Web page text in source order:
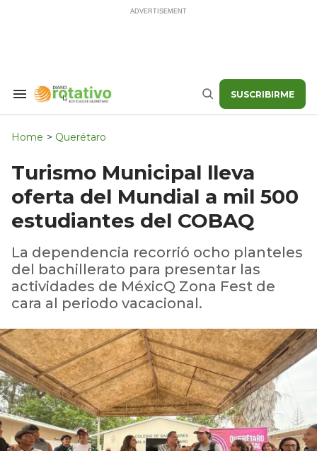
Search
Navigation
Buscar SUSCRIBIRME
Home > Querétaro
Turismo Municipal lleva
oferta del Mundial a mil 500
estudiantes del COBAQ
La dependencia recorrió ocho planteles
del bachillerato para presentar las
actividades de MéxicQ Zona Fest de
cara al periodo vacacional.